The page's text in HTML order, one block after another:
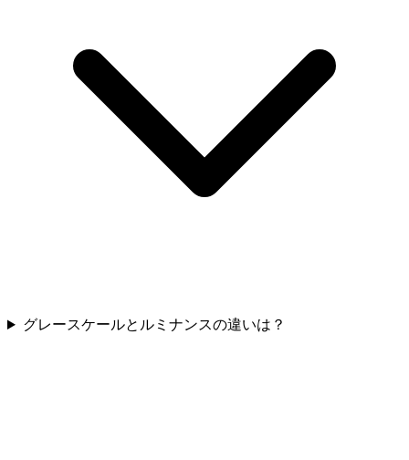
グレースケールとルミナンスの違いは？